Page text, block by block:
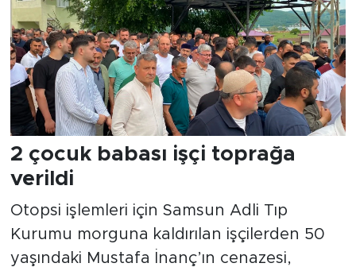
2 çocuk babası işçi toprağa
verildi
Otopsi işlemleri için Samsun Adli Tıp
Kurumu morguna kaldırılan işçilerden 50
yaşındaki Mustafa İnanç’ın cenazesi,